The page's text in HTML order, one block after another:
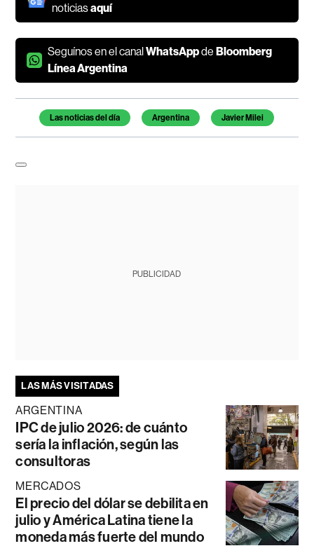
noticiasaquí
Seguínos en el canalWhatsAppdeBloomberg
Línea Argentina
Temas de este artículo
Las noticias del día Argentina Javier Milei
PUBLICIDAD
LAS MÁS VISITADAS
ARGENTINA
IPC de julio 2026: de cuánto
sería la inflación, según las
consultoras
MERCADOS
El precio del dólar se debilita en
julio y América Latina tiene la
moneda más fuerte del mundo